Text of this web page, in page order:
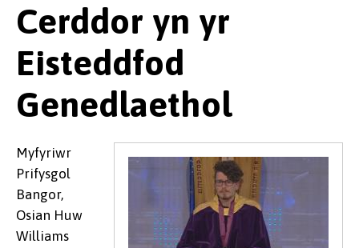
Cerddor yn yr
Eisteddfod
Genedlaethol
Myfyriwr
Prifysgol
Bangor,
Osian Huw
Williams